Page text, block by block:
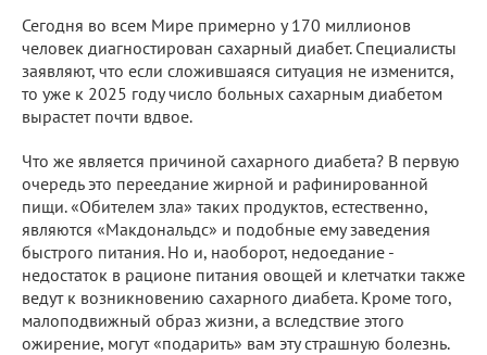
Сегодня во всем Мире примерно у 170 миллионов
человек диагностирован сахарный диабет. Специалисты
заявляют, что если сложившаяся ситуация не изменится,
то уже к 2025 году число больных сахарным диабетом
вырастет почти вдвое.
Что же является причиной сахарного диабета? В первую
очередь это переедание жирной и рафинированной
пищи. «Обителем зла» таких продуктов, естественно,
являются «Макдональдс» и подобные ему заведения
быстрого питания. Но и, наоборот, недоедание -
недостаток в рационе питания овощей и клетчатки также
ведут к возникновению сахарного диабета. Кроме того,
малоподвижный образ жизни, а вследствие этого
ожирение, могут «подарить» вам эту страшную болезнь.